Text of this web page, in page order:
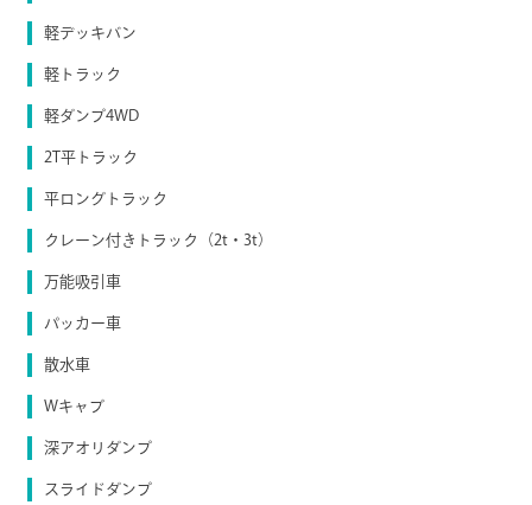
軽デッキバン
軽トラック
軽ダンプ4WD
2T平トラック
平ロングトラック
クレーン付きトラック（2t・3t）
万能吸引車
パッカー車
散水車
Wキャブ
深アオリダンプ
スライドダンプ